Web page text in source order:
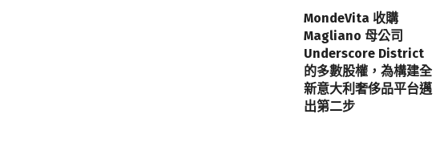
MondeVita 收購
Magliano 母公司
Underscore District
的多數股權，為構建全
新意大利奢侈品平台邁
出第二步